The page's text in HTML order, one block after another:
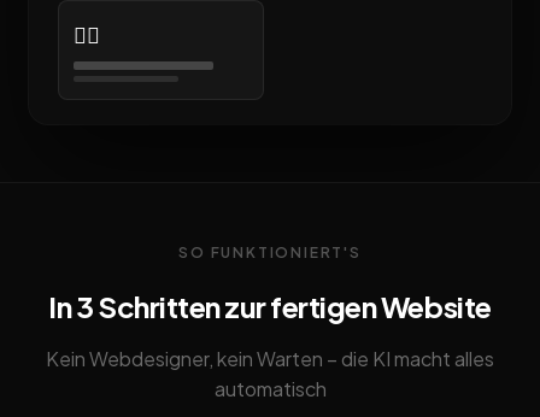
👨‍⚕️
SO FUNKTIONIERT'S
In 3 Schritten zur fertigen Website
Kein Webdesigner, kein Warten – die KI macht alles
automatisch